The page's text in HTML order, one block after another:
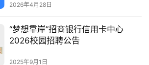
2026年4月28日
“梦想靠岸”招商银行信用卡中心
2026校园招聘公告
2025年9月1日